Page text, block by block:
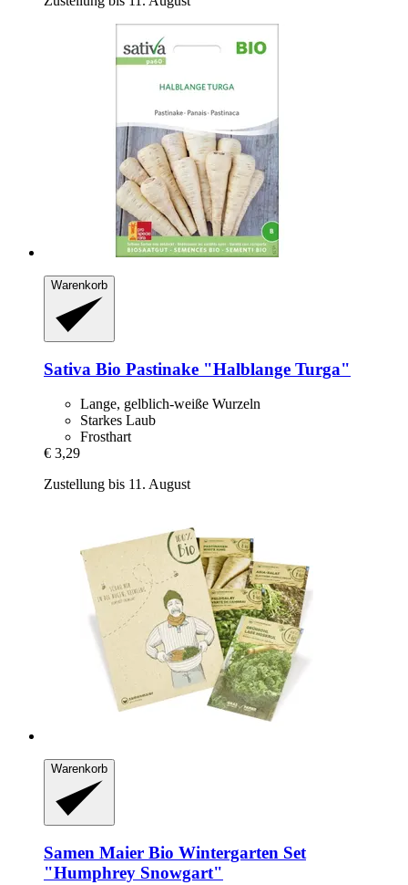
Warenkorb
Sativa Bio Pastinake "Halblange Turga"
Lange, gelblich-weiße Wurzeln
Starkes Laub
Frosthart
€ 3,29
Zustellung bis 11. August
Warenkorb
Samen Maier Bio Wintergarten Set
"Humphrey Snowgart"